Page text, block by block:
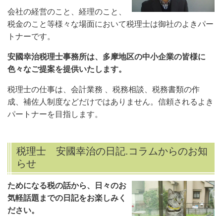
会社の経営のこと、経理のこと、
税金のこと等様々な場面において税理士は御社のよきパー
トナーです。
安國幸治税理士事務所は、多摩地区の中小企業の皆様に
色々なご提案を提供いたします。
税理士の仕事は、会計業務 、税務相談、税務書類の作
成、補佐人制度などだけではありません。信頼されるよき
パートナーを目指します。
税理士 安國幸治の日記.コラムからのお知
らせ
ためになる税の話から、日々のお
気軽話題までの日記をお楽しみく
ださい。